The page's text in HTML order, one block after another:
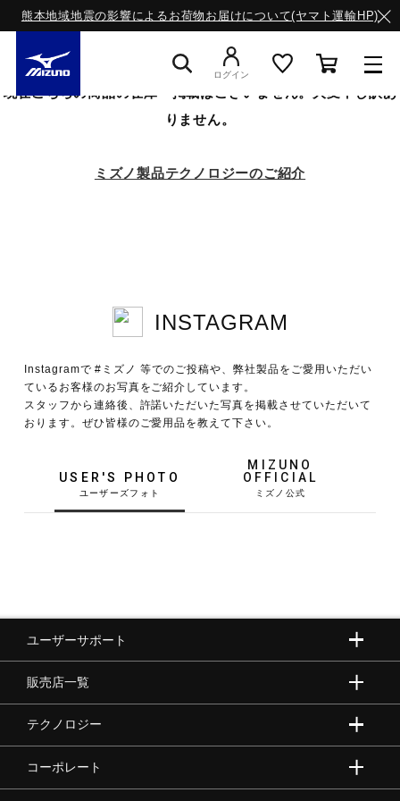
熊本地域地震の影響によるお荷物お届けについて(ヤマト運輸HP)
サッカー／フットサル
トレーニング
ゴルフ
バレーボール
バドミントン
ログイン
現在こちらの商品の在庫・掲載はございません。大変申し訳あ
りません。
ミズノ製品テクノロジーのご紹介
INSTAGRAM
Instagramで #ミズノ 等でのご投稿や、弊社製品をご愛用いただい
ているお客様のお写真をご紹介しています。
スタッフから連絡後、許諾いただいた写真を掲載させていただいて
おります。ぜひ皆様のご愛用品を教えて下さい。
USER'S PHOTO
MIZUNO
OFFICIAL
ユーザーサポート
販売店一覧
テクノロジー
コーポレート